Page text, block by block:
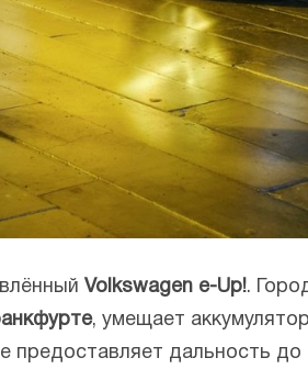
Volkswagen e-Up!.
, умещает
предоставляет дальность до